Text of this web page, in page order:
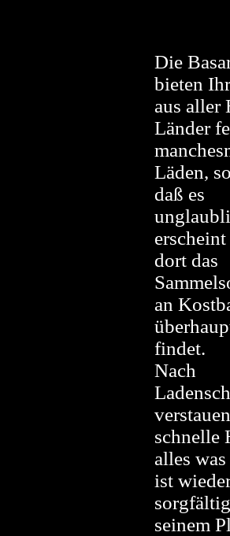
Die
bieten
aus aller
Länder
Läden,
daß es
erscheint
dort das
an
findet.
Nach
verstauen
schnelle
alles
ist
seinem